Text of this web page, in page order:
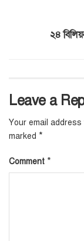
২৪
Leave a
Your email
marked *
Comment *